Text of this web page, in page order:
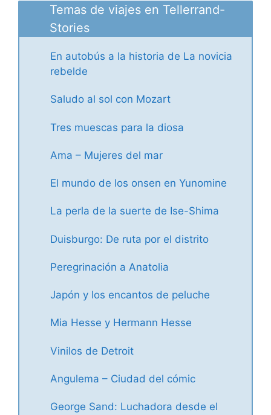
Temas de viajes en Tellerrand-
Stories
En autobús a la historia de La novicia
rebelde
Saludo al sol con Mozart
Tres muescas para la diosa
Ama – Mujeres del mar
El mundo de los onsen en Yunomine
La perla de la suerte de Ise-Shima
Duisburgo: De ruta por el distrito
Peregrinación a Anatolia
Japón y los encantos de peluche
Mia Hesse y Hermann Hesse
Vinilos de Detroit
Angulema – Ciudad del cómic
George Sand: Luchadora desde el